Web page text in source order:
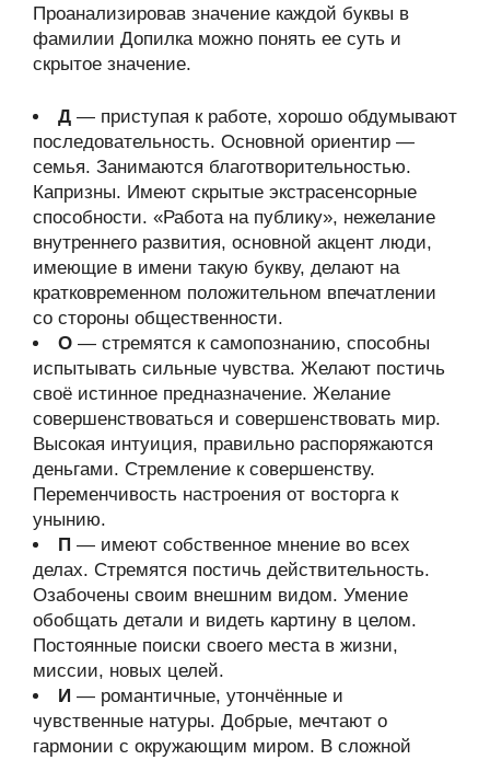
Проанализировав значение каждой буквы в
фамилии Допилка можно понять ее суть и
скрытое значение.
Д — приступая к работе, хорошо обдумывают
последовательность. Основной ориентир —
семья. Занимаются благотворительностью.
Капризны. Имеют скрытые экстрасенсорные
способности. «Работа на публику», нежелание
внутреннего развития, основной акцент люди,
имеющие в имени такую букву, делают на
кратковременном положительном впечатлении
со стороны общественности.
О — стремятся к самопознанию, способны
испытывать сильные чувства. Желают постичь
своё истинное предназначение. Желание
совершенствоваться и совершенствовать мир.
Высокая интуиция, правильно распоряжаются
деньгами. Стремление к совершенству.
Переменчивость настроения от восторга к
унынию.
П — имеют собственное мнение во всех
делах. Стремятся постичь действительность.
Озабочены своим внешним видом. Умение
обобщать детали и видеть картину в целом.
Постоянные поиски своего места в жизни,
миссии, новых целей.
И — романтичные, утончённые и
чувственные натуры. Добрые, мечтают о
гармонии с окружающим миром. В сложной